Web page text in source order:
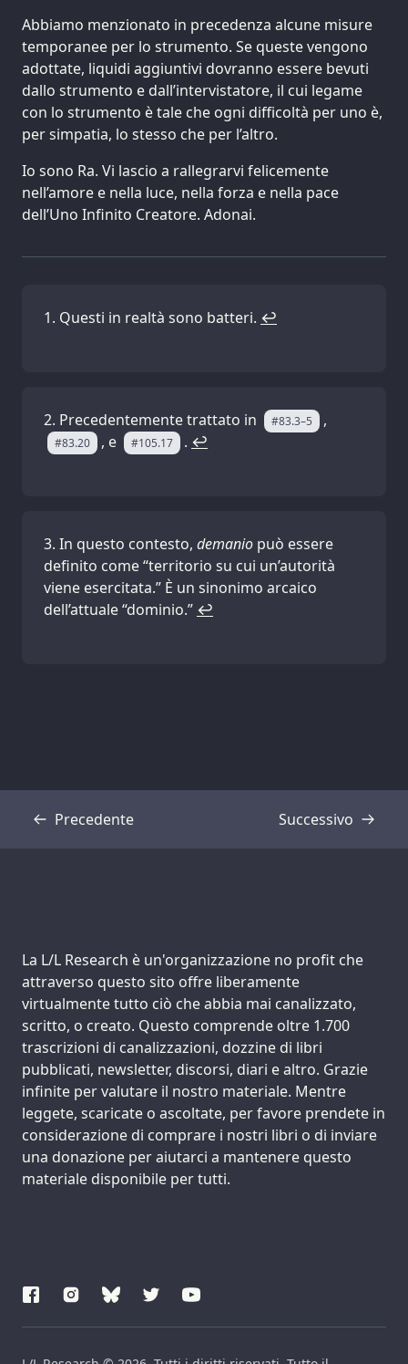
Abbiamo menzionato in precedenza alcune misure
temporanee per lo strumento. Se queste vengono
adottate, liquidi aggiuntivi dovranno essere bevuti
dallo strumento e dall’intervistatore, il cui legame
con lo strumento è tale che ogni difficoltà per uno è,
per simpatia, lo stesso che per l’altro.
Io sono Ra. Vi lascio a rallegrarvi felicemente
nell’amore e nella luce, nella forza e nella pace
dell’Uno Infinito Creatore. Adonai.
Questi in realtà sono batteri. ↩
Precedentemente trattato in #83.3–5 ,
#83.20 , e #105.17 . ↩
In questo contesto, demanio può essere
definito come “territorio su cui un’autorità
viene esercitata.” È un sinonimo arcaico
dell’attuale “dominio.” ↩
Precedente
Trascrizione Successivo
Trascrizione
Support us:
La L/L Research è un'organizzazione no profit che
attraverso questo sito offre liberamente
virtualmente tutto ciò che abbia mai canalizzato,
scritto, o creato. Questo comprende oltre 1.700
trascrizioni di canalizzazioni, dozzine di libri
pubblicati, newsletter, discorsi, diari e altro. Grazie
infinite per valutare il nostro materiale. Mentre
leggete, scaricate o ascoltate, per favore prendete in
considerazione di comprare i nostri libri o di inviare
una donazione per aiutarci a mantenere questo
materiale disponibile per tutti.